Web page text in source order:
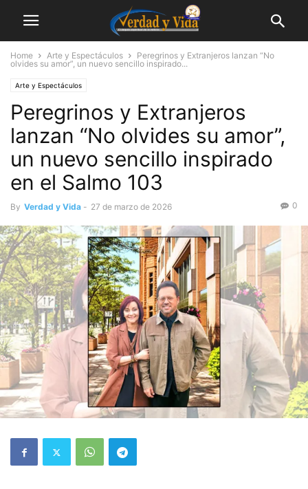
Home Arte y Espectáculos
Peregrinos y Extranjeros lanzan “No
olvides su amor”, un nuevo sencillo inspirado...
Arte y Espectáculos
Peregrinos y Extranjeros
lanzan “No olvides su amor”,
un nuevo sencillo inspirado
en el Salmo 103
By Verdad y Vida - 27 de marzo de 2026 0